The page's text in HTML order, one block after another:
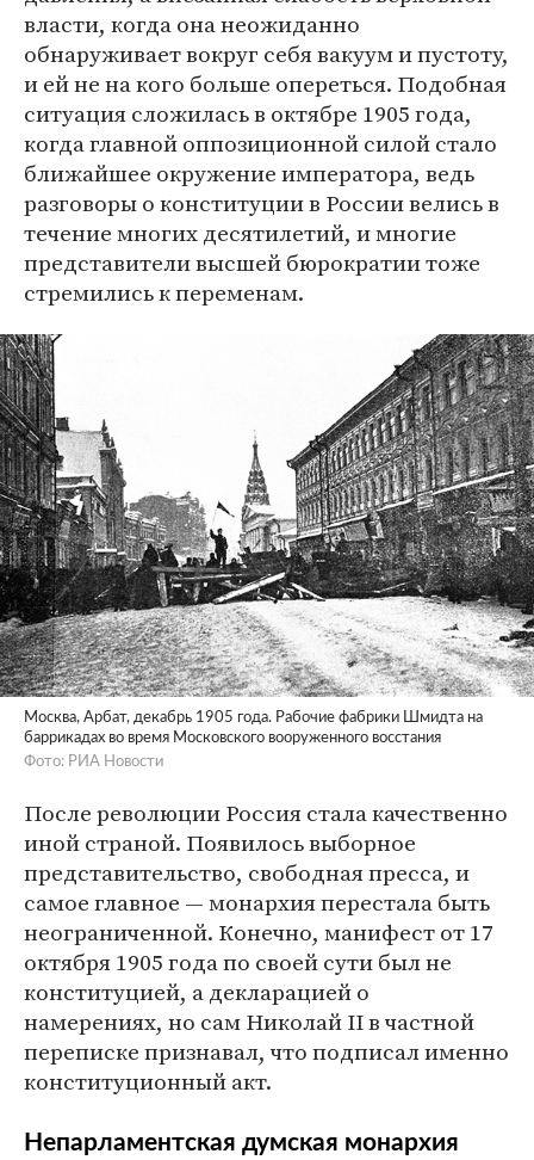
власти, когда она неожиданно
обнаруживает вокруг себя вакуум и пустоту,
и ей не на кого больше опереться. Подобная
ситуация сложилась в октябре 1905 года,
когда главной оппозиционной силой стало
ближайшее окружение императора, ведь
разговоры о конституции в России велись в
течение многих десятилетий, и многие
представители высшей бюрократии тоже
стремились к переменам.
Москва, Арбат, декабрь 1905 года. Рабочие фабрики Шмидта на
баррикадах во время Московского вооруженного восстания
Фото: РИА Новости
После революции Россия стала качественно
иной страной. Появилось выборное
представительство, свободная пресса, и
самое главное — монархия перестала быть
неограниченной. Конечно, манифест от 17
октября 1905 года по своей сути был не
конституцией, а декларацией о
намерениях, но сам Николай II в частной
переписке признавал, что подписал именно
конституционный акт.
Непарламентская думская монархия